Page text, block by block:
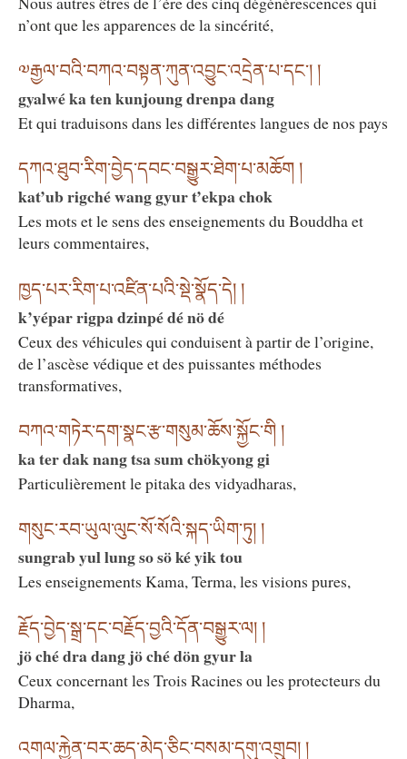
n’ont que les apparences de la sincérité,
༧རྒྱལ་བའི་བཀའ་བསྟན་ཀུན་འབྱུང་འདྲེན་པ་དང༌། །
gyalwé ka ten kunjoung drenpa dang
Et qui traduisons dans les différentes langues de nos pays
དཀའ་ཐུབ་རིག་བྱེད་དབང་བསྒྱུར་ཐེག་པ་མཆོག །
kat’ub rigché wang gyur t’ekpa chok
Les mots et le sens des enseignements du Bouddha et
leurs commentaires,
ཁྱད་པར་རིག་པ་འཛིན་པའི་སྡེ་སྣོད་དེ། །
k’yépar rigpa dzinpé dé nö dé
Ceux des véhicules qui conduisent à partir de l’origine,
de l’ascèse védique et des puissantes méthodes
transformatives,
བཀའ་གཏེར་དག་སྣང་རྩ་གསུམ་ཆོས་སྐྱོང་གི །
ka ter dak nang tsa sum chökyong gi
Particulièrement le pitaka des vidyadharas,
གསུང་རབ་ཡུལ་ལུང་སོ་སོའི་སྐད་ཡིག་ཏུ། །
sungrab yul lung so sö ké yik tou
Les enseignements Kama, Terma, les visions pures,
རྗོད་བྱེད་སྒྲ་དང་བརྗོད་བྱའི་དོན་བསྒྱུར་ལ། །
jö ché dra dang jö ché dön gyur la
Ceux concernant les Trois Racines ou les protecteurs du
Dharma,
འགལ་རྐྱེན་བར་ཆད་མེད་ཅིང་བསམ་དགུ་འགྲུབ། །